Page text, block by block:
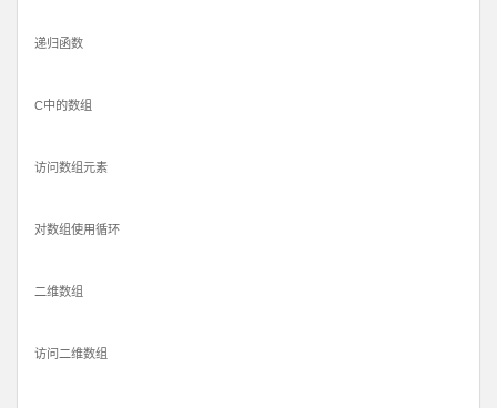
递归函数
C中的数组
访问数组元素
对数组使用循环
二维数组
访问二维数组